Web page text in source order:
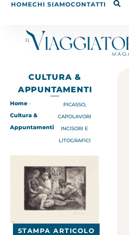
HOMECHI SIAMOCONTATTI
CULTURA &
APPUNTAMENTI
Home -
Cultura &
Appuntamenti
PICASSO,
CAPOLAVORI
INCISORI E
LITOGRAFICI
STAMPA ARTICOLO